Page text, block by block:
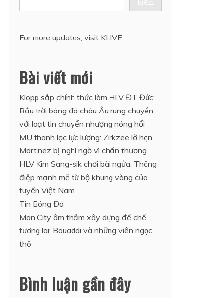
kiếm
For more updates, visit KLIVE
Bài viết mới
Klopp sắp chính thức làm HLV ĐT Đức:
Bầu trời bóng đá châu Âu rung chuyển
với loạt tin chuyển nhượng nóng hổi
MU thanh lọc lực lượng: Zirkzee lỡ hẹn,
Martinez bị nghi ngờ vì chấn thương
HLV Kim Sang-sik chơi bài ngửa: Thông
điệp mạnh mẽ từ bộ khung vàng của
tuyển Việt Nam
Tin Bóng Đá
Man City âm thầm xây dựng đế chế
tương lai: Bouaddi và những viên ngọc
thô
Bình luận gần đây